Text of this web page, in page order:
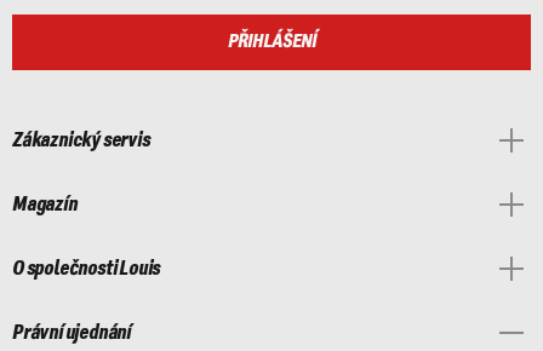
PŘIHLÁŠENÍ
Zákaznický servis
Magazín
O společnosti Louis
Právní ujednání